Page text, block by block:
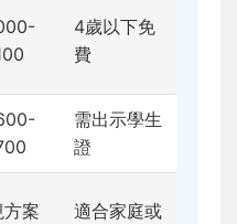
4歲以下免
費
需出示學生
證
方案 適合家庭或